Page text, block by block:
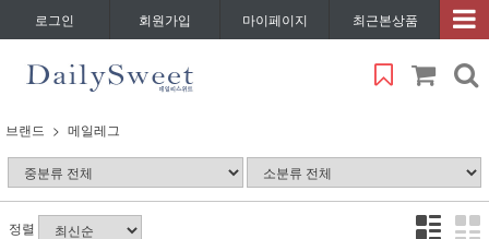
로그인 회원가입 마이페이지 최근본상품
브랜드 메일레그
정렬